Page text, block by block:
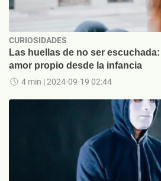
CURIOSIDADES
Las huellas de no ser
amor propio desde la infancia
4 min | 2024-09-19 02:44